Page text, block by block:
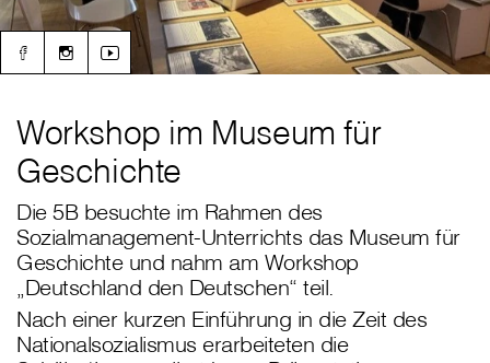
Workshop im Museum für
Geschichte
Die 5B besuchte im Rahmen des
Sozialmanagement-Unterrichts das Museum für
Geschichte und nahm am Workshop
„Deutschland den Deutschen“ teil.
Nach einer kurzen Einführung in die Zeit des
Nationalsozialismus erarbeiteten die